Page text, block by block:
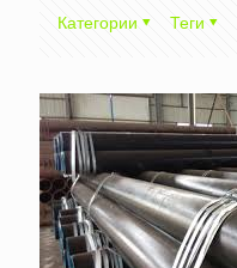
Категории Теги